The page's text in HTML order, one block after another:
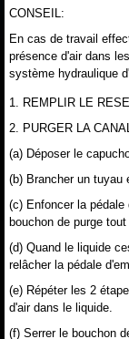
CONSEIL:
En cas de travail
présence d'air dans
système hydraulique
1. REMPLIR LE
2. PURGER LA
(a) Déposer le
(b) Brancher un tuyau
(c) Enfoncer la
bouchon de purge
(d) Quand le liquide
relâcher la pédale
(e) Répéter les 2
d'air dans le liquide.
(f) Serrer le bouchon